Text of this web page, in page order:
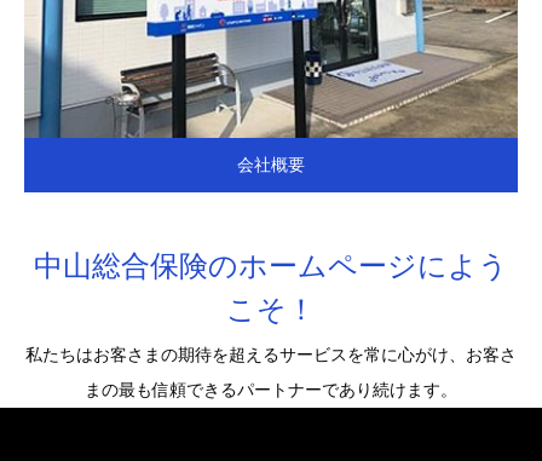
会社概要
中山総合保険のホームページによう
こそ！
私たちはお客さまの期待を超えるサービスを常に心がけ、お客さ
まの最も信頼できるパートナーであり続けます。